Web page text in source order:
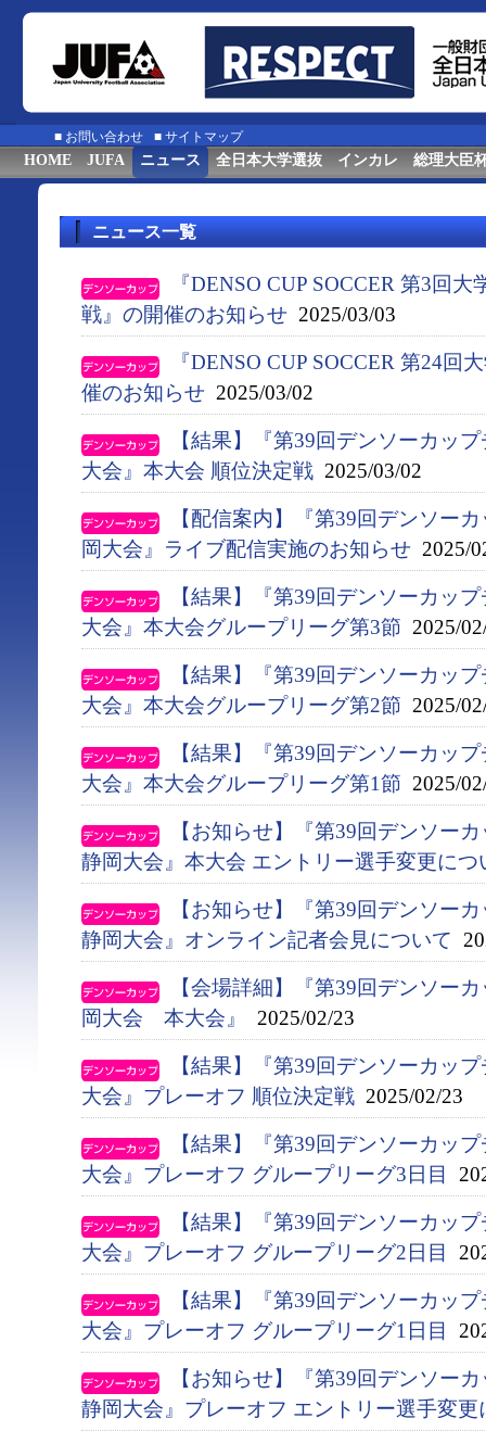
■ お問い合わせ ■ サイトマップ
HOME JUFA ニュース 全日本大学選抜 インカレ 総理大臣
ニュース一覧
『DENSO CUP SOCCER 第3回
戦』の開催のお知らせ 2025/03/03
『DENSO CUP SOCCER 第24回
催のお知らせ 2025/03/02
【結果】『第39回デンソーカッ
大会』本大会 順位決定戦 2025/03/02
【配信案内】『第39回デンソー
岡大会』ライブ配信実施のお知らせ 2025/
【結果】『第39回デンソーカッ
大会』本大会グループリーグ第3節 2025/
【結果】『第39回デンソーカッ
大会』本大会グループリーグ第2節 2025/
【結果】『第39回デンソーカッ
大会』本大会グループリーグ第1節 2025/
【お知らせ】『第39回デンソー
静岡大会』本大会 エントリー選手変更につ
【お知らせ】『第39回デンソー
静岡大会』オンライン記者会見について
【会場詳細】『第39回デンソー
岡大会 本大会』
2025/02/23
【結果】『第39回デンソーカッ
大会』プレーオフ 順位決定戦 2025/02/23
【結果】『第39回デンソーカッ
大会』プレーオフ グループリーグ3日目
【結果】『第39回デンソーカッ
大会』プレーオフ グループリーグ2日目
【結果】『第39回デンソーカッ
大会』プレーオフ グループリーグ1日目
【お知らせ】『第39回デンソー
静岡大会』プレーオフ エントリー選手変更